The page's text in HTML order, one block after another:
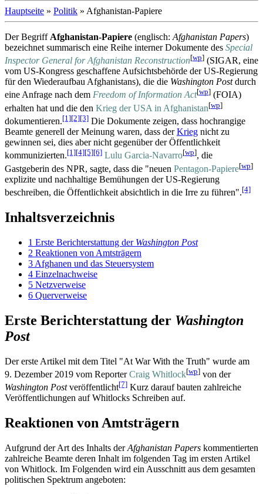
Hauptseite » Politik » Afghanistan-Papiere
Der Begriff Afghanistan-Papiere (englisch: Afghanistan Papers)
bezeichnet summarisch eine Reihe interner Dokumente des Special
Inspector General for Afghanistan Reconstruction[wp] (SIGAR, eine
vom US-Kongress geschaffene Aufsichts­behörde der US-Regierung
für den Wiederaufbau Afghanistans), die die Washington Postdurch
eine Anfrage nach dem Freedom of Information Act[wp] (FOIA)
erhalten hat und die den Krieg der USA in Afghanistan[wp]
dokumentieren.[1][2][3] Die Dokumente zeigen, dass hochrangige
Beamte generell der Meinung waren, dass derKrieg nicht zu
gewinnen sei, dies aber nicht gegenüber der Öffentlichkeit
kommunizierten.[1][4][5][6] Lulu Garcia-Navarro[wp], die
Gastgeberin des NPR, sagte, dass die "neuen Pentagon-Papiere[wp]
explizite und nachhaltige Bemühungen der US-Regierung
beschreiben, die Öffentlichkeit absichtlich in die Irre zu führen".[4]
Inhaltsverzeichnis
1 Erste Berichterstattung der Washington Post
2 Reaktionen von Amtsträgern
3 Afghanen und das Steuersystem
4 Einzelnachweise
5 Netzverweise
6 Querverweise
Erste Berichterstattung der Washington
Post
Der erste Artikel mit dem Titel "At War With the Truth" wurde am
9. Dezember 2019 vom ReporterCraig Whitlock[wp] von der
Washington Postveröffentlicht[7] Kurz darauf bauten zahlreiche
Veröffentlichungen auf Whitlocks Schreiben auf.
Reaktionen von Amtsträgern
Aufgrund der Art des Inhalts derAfghanistan Papers kommentierten
zahlreiche Beamte deren Inhalt im folgenden Tag im ersten Artikel
von Whitlock. Im Folgenden wird ein Ausschnitt aus dem gesamten
politischen Spektrum angeboten: